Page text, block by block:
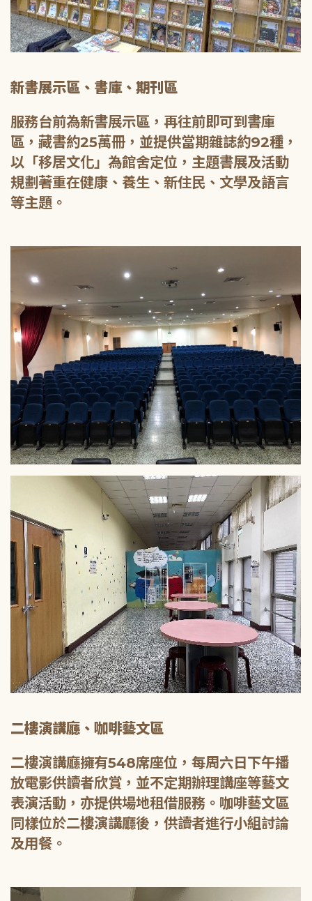
新書展示區、書庫、期刊區
服務台前為新書展示區，再往前即可到書庫
區，藏書約25萬冊，並提供當期雜誌約92種，
以「移居文化」為館舍定位，主題書展及活動
規劃著重在健康、養生、新住民、文學及語言
等主題。
二樓演講廳、咖啡藝文區
二樓演講廳擁有548席座位，每周六日下午播
放電影供讀者欣賞，並不定期辦理講座等藝文
表演活動，亦提供場地租借服務。咖啡藝文區
同樣位於二樓演講廳後，供讀者進行小組討論
及用餐。